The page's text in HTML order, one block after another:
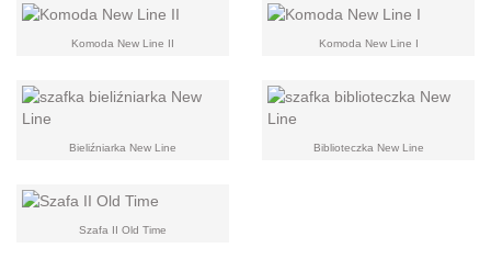
Komoda New Line II Komoda New Line I
Bieliźniarka New Line Biblioteczka New Line
Szafa II Old Time